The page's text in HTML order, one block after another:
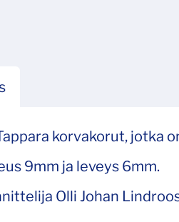
korvakorut, jotka
9mm ja leveys 6mm.
Olli Johan